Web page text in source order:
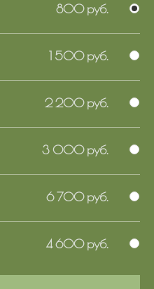
800 руб.
1 500 руб.
2 200 руб.
3 000 руб.
6 700 руб.
4 600 руб.